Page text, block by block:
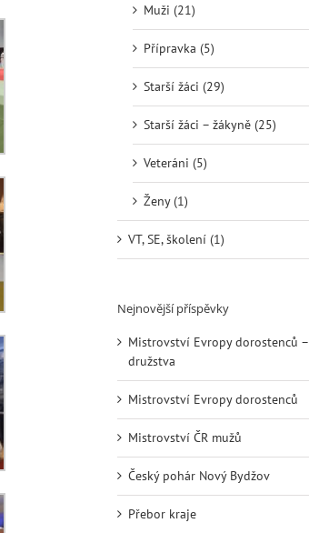
Muži (21)
Přípravka (5)
Starší žáci (29)
Starší žáci – žákyně (25)
Veteráni (5)
Ženy (1)
VT, SE, školení (1)
Nejnovější příspěvky
Mistrovství Evropy dorostenců –
družstva
Mistrovství Evropy dorostenců
Mistrovství ČR mužů
Český pohár Nový Bydžov
Přebor kraje